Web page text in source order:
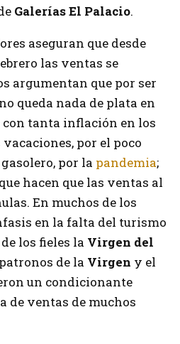
Galerías El Palacio.
aseguran que desde
las ventas se
argumentan que por ser
queda nada de plata en
tanta inflación en los
por el poco
por la pandemia;
hacen que las ventas al
En muchos de los
en la falta del turismo
los fieles la Virgen del
de la Virgen y el
un condicionante
de ventas de muchos